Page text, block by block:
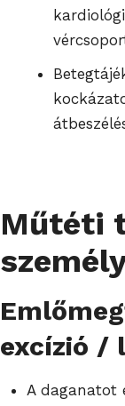
Műtéti
excízió /
A daganatot